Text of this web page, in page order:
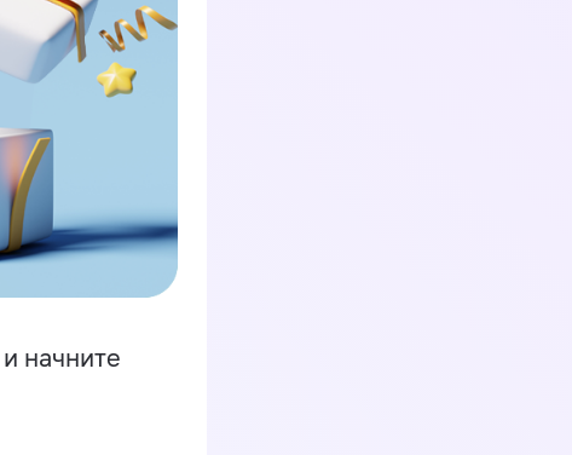
и начните